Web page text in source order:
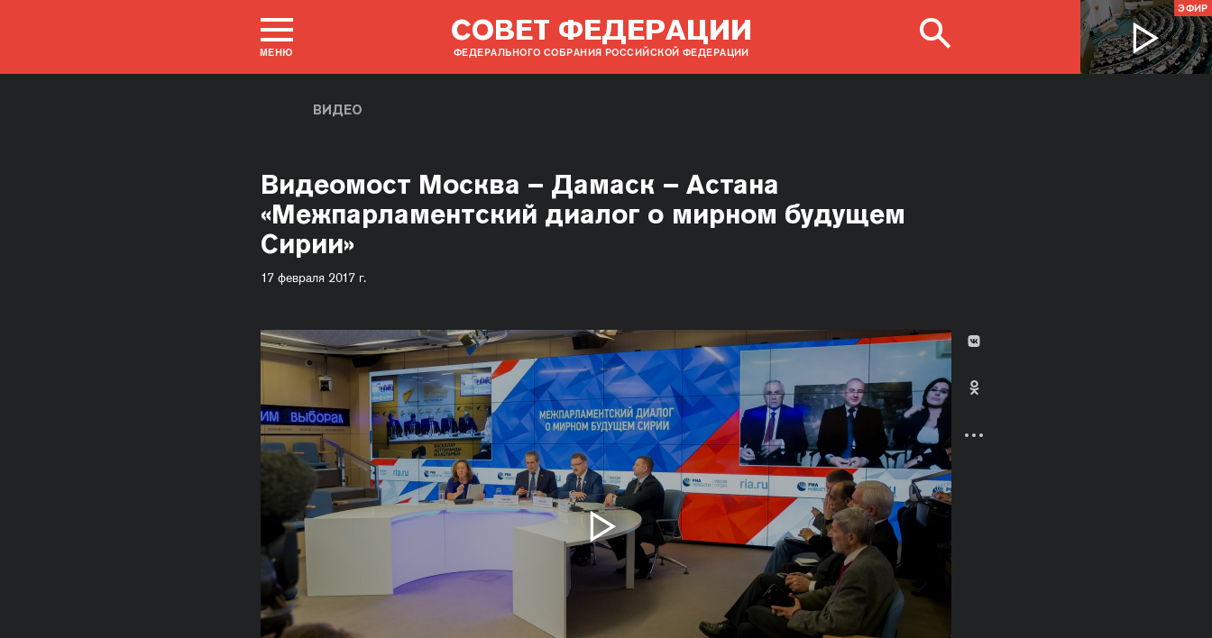
МЕНЮ
СОВЕТ ФЕДЕРАЦИИ
ФЕДЕРАЛЬНОГО СОБРАНИЯ РОССИЙСКОЙ ФЕДЕРАЦИИ
ЭФИР
ВИДЕО
Видеомост Москва – Дамаск – Астана
«Межпарламентский диалог о мирном будущем
Сирии»
17 февраля 2017 г.